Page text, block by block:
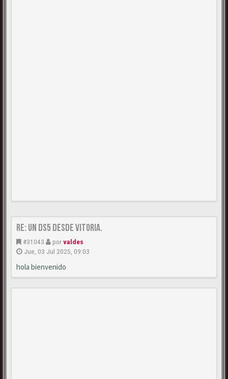
Re: Un DS5 desde Vitoria.
#31043 porvaldes
Jue, 03 Jul 2025, 09:03
hola bienvenido